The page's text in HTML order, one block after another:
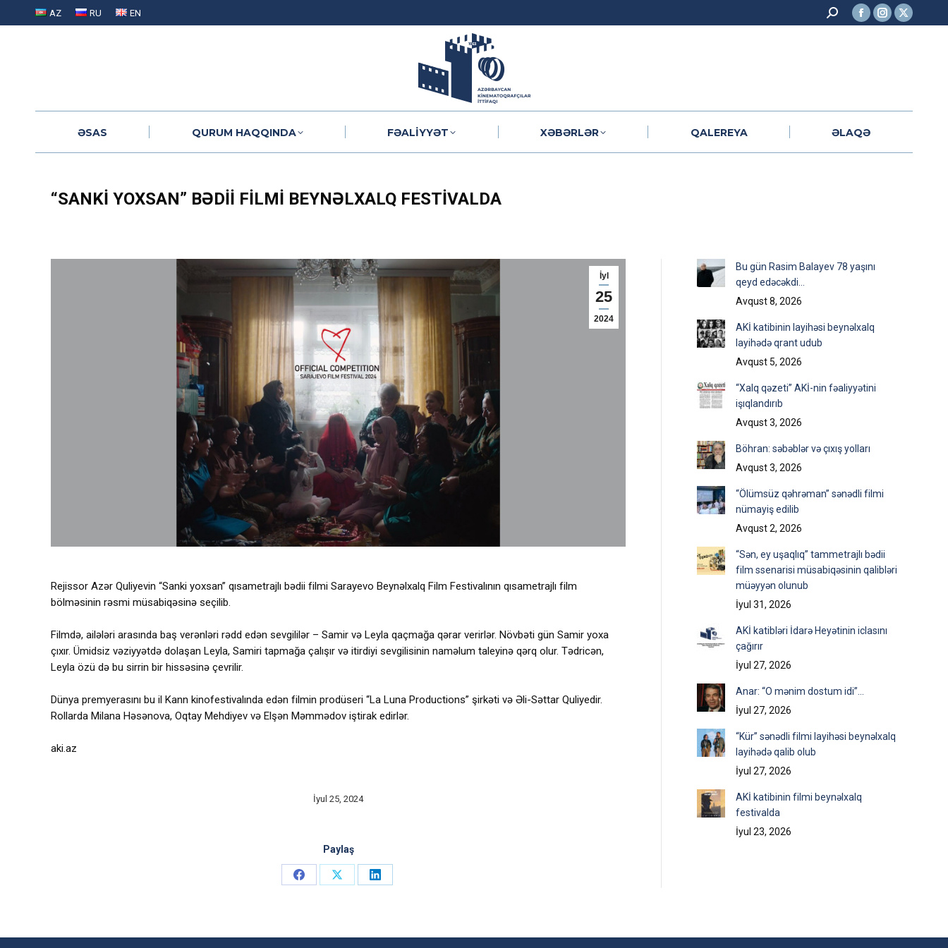
AZ RU EN Search:
Facebook
window
Instagram
window
X
window
ƏSAS
QURUM HAQQINDA FƏALIYYƏT XƏBƏRLƏR QALEREYA ƏLAQƏ
“SANKI YOXSAN” BƏDII FILMI BEYNƏLXALQ FESTIVALDA
İyl
25
2024
Rejissor Azər Quliyevin “Sanki yoxsan” qısametrajlı bədii filmi Sarayevo Beynəlxalq Film Festivalının qısametrajlı film
bölməsinin rəsmi müsabiqəsinə seçilib.
Filmdə, ailələri arasında baş verənləri rədd edən sevgililər – Samir və Leyla qaçmağa qərar verirlər. Növbəti gün Samir yoxa
çıxır. Ümidsiz vəziyyətdə dolaşan Leyla, Samiri tapmağa çalışır və itirdiyi sevgilisinin naməlum taleyinə qərq olur. Tədricən,
Leyla özü də bu sirrin bir hissəsinə çevrilir.
Dünya premyerasını bu il Kann kinofestivalında edən filmin prodüseri “La Luna Productions” şirkəti və Əli-Səttar Quliyedir.
Rollarda Milana Həsənova, Oqtay Mehdiyev və Elşən Məmmədov iştirak edirlər.
aki.az
İyul 25, 2024
Paylaş
Share
Share
Share
Bu gün Rasim Balayev 78 yaşını
qeyd edəcəkdi…
Avqust 8, 2026
AKİ katibinin layihəsi beynəlxalq
layihədə qrant udub
Avqust 5, 2026
“Xalq qəzeti” AKİ-nin fəaliyyətini
işıqlandırıb
Avqust 3, 2026
Böhran: səbəblər və çıxış yolları
Avqust 3, 2026
“Ölümsüz qəhrəman” sənədli filmi
nümayiş edilib
Avqust 2, 2026
“Sən, ey uşaqlıq” tammetrajlı bədii
film ssenarisi müsabiqəsinin qalibləri
müəyyən olunub
İyul 31, 2026
AKİ katibləri İdarə Heyətinin iclasını
çağırır
İyul 27, 2026
Anar: “O mənim dostum idi”…
İyul 27, 2026
“Kür” sənədli filmi layihəsi beynəlxalq
layihədə qalib olub
İyul 27, 2026
AKİ katibinin filmi beynəlxalq
festivalda
İyul 23, 2026
ƏLAQƏ